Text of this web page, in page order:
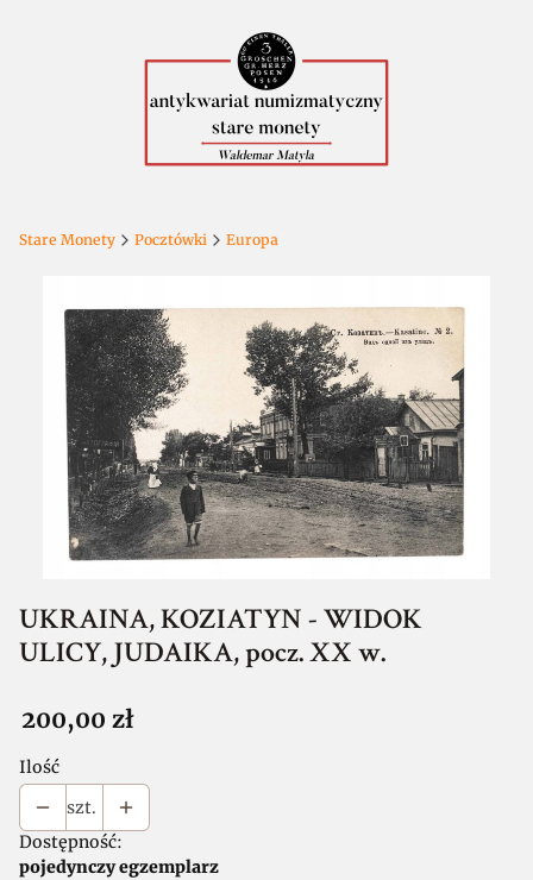
Stare Monety Pocztówki Europa
UKRAINA, KOZIATYN - WIDOK
ULICY, JUDAIKA, pocz. XX w.
Cena
200,00 zł
Ilość
szt.
Dostępność:
pojedynczy egzemplarz